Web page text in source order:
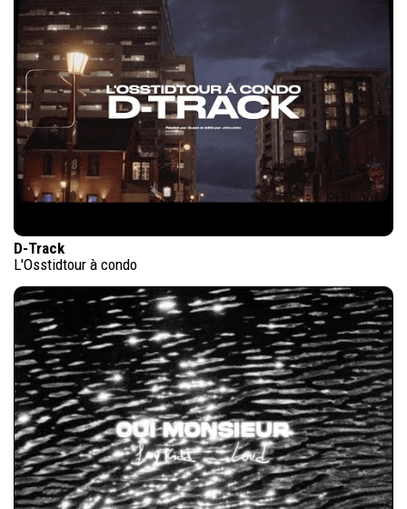
D-Track
L'Osstidtour à condo